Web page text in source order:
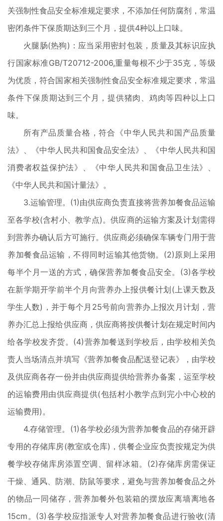
关强制性食品安全标准规定要求，不添加任何防腐剂，常温
密闭条件下保质期达到三个月，提供4种以上口味。
火腿肠(热狗)：应当采用密封包装，质量及其标识应执
行国家标准GB/T20712-2006,重量每根不少于35克，等级
为优质，符合国家相关强制性食品安全标准规定要求，常温
条件下保质期达到三个月，提供猪肉、鸡肉等四种以上口
味。
所有产品质量合格，符合《中华人民共和国产品质量
法》、《中华人民共和国食品安全法》、《中华人民共和国
消费者权益保护法》、《中华人民共和国食品卫生法》、
《中华人民共和国计量法》。
3.运输管理。(1)由供应商负责直接将营养加餐食品运输
至各学校(含村小、教学点)。供应商的运输方案及计划需得
到营养办确认后方可施行。供应商必须确保车辆专门用于营
养加餐食品运输，不得同时运输其他货物。(2)原则上采用
每半个月一送的方式，确保营养加餐食品安全。(3)各学校
在新学期开学前半个月向营养办上报供餐计划(上课天数及
学生人数)，并于每个月25号前向营养办上报次月计划，营
养办汇总上报给供应商，供应商将按供餐计划在规定时间内
给各学校发齐货。(4)营养加餐送到学校后，由学校相关负
责人当场清点并填写《营养加餐食品配送登记表》，由学校
及供应商各存一份并由供应商提供给营养办备案，运至学校
的运输费用由供应商提供(包括村小教学点到完小中心校的
运输费用)。
4.存储管理。(1)各学校必须为营养加餐食品的存储开辟
专用的存储库房(教室或仓库)，供餐企业应负责按规定为供
餐学校存储库房添置空调、留样冰箱。(2)存储库房需保证
干燥、通风、防潮、防鼠等要求，避免与营养加餐食品之外
的物品一同储存，营养加餐外包装箱的摆放应离墙离地各
15cm。(3)各学校应指派专人对营养加餐食品进行验收(清